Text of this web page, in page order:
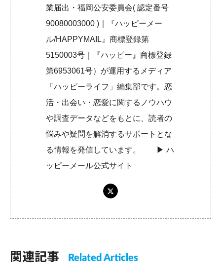
業届出・福岡公安委員会( 認定番号
90080003000 )｜『ハッピーメー
ル/HAPPYMAIL』商標登録第
5150003号｜『ハッピー』商標登録
第6953061号）が運用するメディア
「ハッピーライフ」編集部です。恋
活・出会い・恋愛に関するノウハウ
や調査データなどをもとに、読者の
悩みや疑問を解消するサポートとな
る情報を発信しています。 ▶︎ハ
ッピーメール公式サイト
関連記事 Related Articles